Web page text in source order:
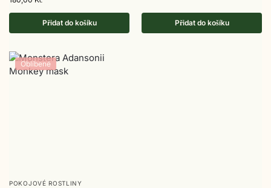
Přidat do košíku Přidat do košíku
Oblíbené
POKOJOVÉ ROSTLINY